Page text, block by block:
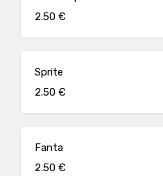
2.50 €
Sprite
2.50 €
Fanta
2.50 €